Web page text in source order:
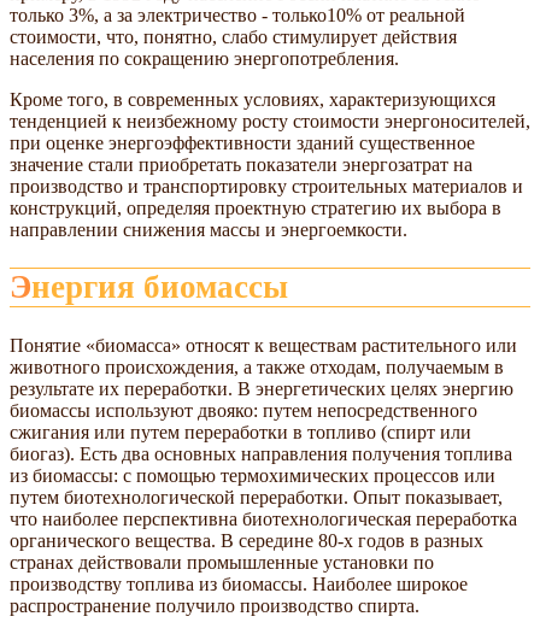
только 3%, а за электричество - только10% от реальной
стоимости, что, понятно, слабо стимулирует действия
населения по сокращению энергопотребления.
Кроме того, в современных условиях, характеризующихся
тенденцией к неизбежному росту стоимости энергоносителей,
при оценке энергоэффективности зданий существенное
значение стали приобретать показатели энергозатрат на
производство и транспортировку строительных материалов и
конструкций, определяя проектную стратегию их выбора в
направлении снижения массы и энергоемкости.
Энергия биомассы
Понятие «биомасса» относят к веществам растительного или
животного происхождения, а также отходам, получаемым в
результате их переработки. В энергетических целях энергию
биомассы используют двояко: путем непосредственного
сжигания или путем переработки в топливо (спирт или
биогаз). Есть два основных направления получения топлива
из биомассы: с помощью термохимических процессов или
путем биотехнологической переработки. Опыт показывает,
что наиболее перспективна биотехнологическая переработка
органического вещества. В середине 80-х годов в разных
странах действовали промышленные установки по
производству топлива из биомассы. Наиболее широкое
распространение получило производство спирта.